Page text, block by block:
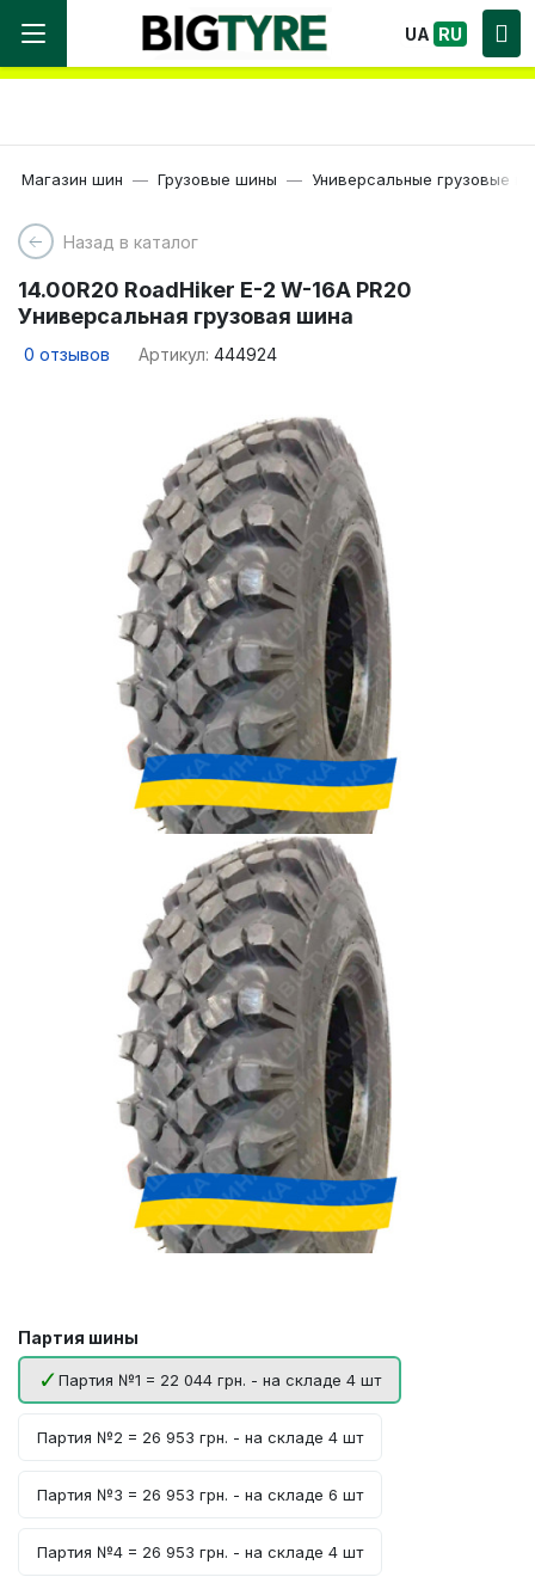
Мы работаем! Большой выбор Шин, быстрая
доставка по Украине!
UA RU
Магазин шин Грузовые шины Универсальные грузовые
Назад в каталог
14.00R20 RoadHiker E-2 W-16A PR20
Универсальная грузовая шина
0 отзывов Артикул: 444924
Партия шины
Партия №1 = 22 044 грн. - на складе 4 шт
Партия №2 = 26 953 грн. - на складе 4 шт
Партия №3 = 26 953 грн. - на складе 6 шт
Партия №4 = 26 953 грн. - на складе 4 шт